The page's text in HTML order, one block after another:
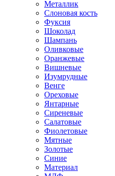
Металлик
Слоновая кость
Фуксия
Шоколад
Шампань
Оливковые
Оранжевые
Вишневые
Изумрудные
Венге
Ореховые
Янтарные
Сиреневые
Салатовые
Фиолетовые
Мятные
Золотые
Синие
Материал